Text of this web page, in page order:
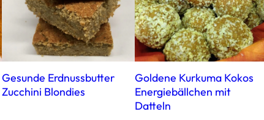
Gesunde Erdnussbutter
Zucchini Blondies
Goldene Kurkuma Kokos
Energiebällchen mit
Datteln